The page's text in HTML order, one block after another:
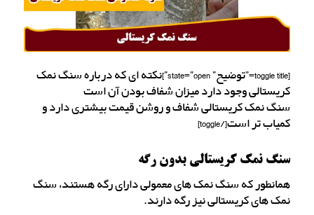
[toggle title=”توضیح” state=”open”]نکته ای که درباره سنگ نمک
کریستالی وجود دارد میزان شفاف بودن آن است
سنگ نمک کریستالی شفاف و روشن قیمت بیشتری دارد و
کمیاب تر است[/toggle]
سنگ نمک کریستالی بدون رگه
همانطور که سنگ نمک های معمولی دارای رگه هستند، سنگ
نمک های کریستالی نیز رگه دارند.